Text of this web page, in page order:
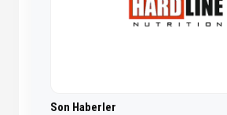
Son Haberler